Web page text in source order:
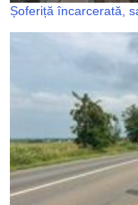
Șoferiță încarcerată,